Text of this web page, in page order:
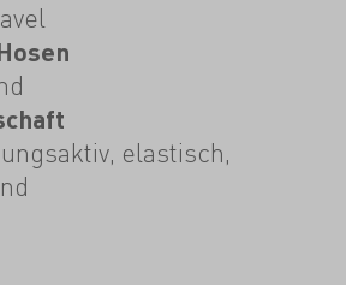
elastisch,